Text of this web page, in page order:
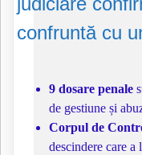
confruntă cu
9 dosare penale
de gestiune și
Corpul de
descindere care a